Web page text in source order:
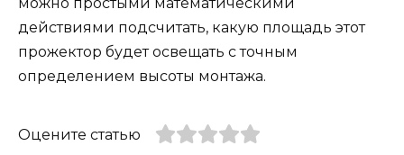
действиями подсчитать, какую площадь этот
прожектор будет освещать с точным
определением высоты монтажа.
Оцените статью